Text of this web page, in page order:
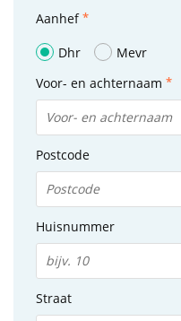
Aanhef
Dhr
Mevr
Voor- en achternaam
Postcode
Huisnummer
Straat